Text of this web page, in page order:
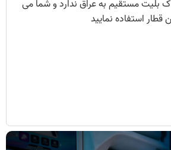
بلیت مستقیم به عراق ندارد و شما می
قطار استفاده نمایید